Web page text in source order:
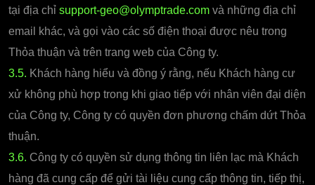
tại địa chỉ support-geo@olymptrade.com và những địa chỉ
email khác, và gọi vào các số điện thoại được nêu trong
Thỏa thuận và trên trang web của Công ty.
3.5. Khách hàng hiểu và đồng ý rằng, nếu Khách hàng cư
xử không phù hợp trong khi giao tiếp với nhân viên đại diện
của Công ty, Công ty có quyền đơn phương chấm dứt Thỏa
thuận.
3.6. Công ty có quyền sử dụng thông tin liên lạc mà Khách
hàng đã cung cấp để gửi tài liệu cung cấp thông tin, tiếp thị,